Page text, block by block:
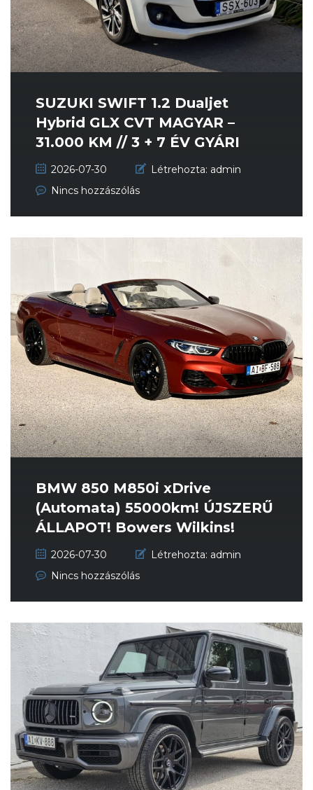
SUZUKI SWIFT 1.2 Dualjet
Hybrid GLX CVT MAGYAR –
31.000 KM // 3 + 7 ÉV GYÁRI
GA...2026-07-30 Létrehozta: admin
Nincs hozzászólás
BMW 850 M850i xDrive
(Automata) 55000km! ÚJSZERŰ
ÁLLAPOT! Bowers Wilkins!
2026-07-30 Létrehozta: admin
Nincs hozzászólás